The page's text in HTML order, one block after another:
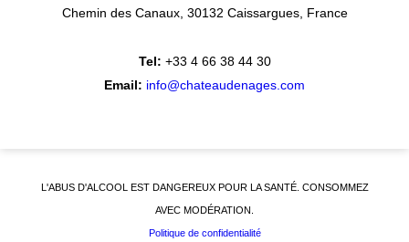
Chemin des Canaux 30132 Caissargues France
Tel: +33 4 66 38 44 30
Email: info@chateaudenages.com
L'ABUS D'ALCOOL EST DANGEREUX POUR LA SANTÉ. CONSOMMEZ
AVEC MODÉRATION.
Politique de confidentialité